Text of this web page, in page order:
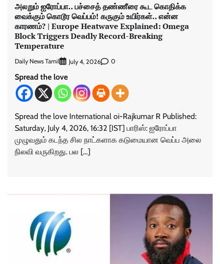
அலறும் ஐரோப்பா.. பச்சைத் தண்ணீரை கூட கொதிக்க
வைக்கும் கொடூர வெப்பம்! கருகும் உயிர்கள்.. என்ன
காரணம்? | Europe Heatwave Explained: Omega
Block Triggers Deadly Record-Breaking
Temperature
Daily News Tamil July 4, 2026 0
Spread the love
Spread the love International oi-Rajkumar R Published:
Saturday, July 4, 2026, 16:32 [IST] பாரிஸ்: ஐரோப்பா
முழுவதும் கடந்த சில நாட்களாக கடுமையான வெப்ப அலை
நிலவி வருகிறது. பல […]